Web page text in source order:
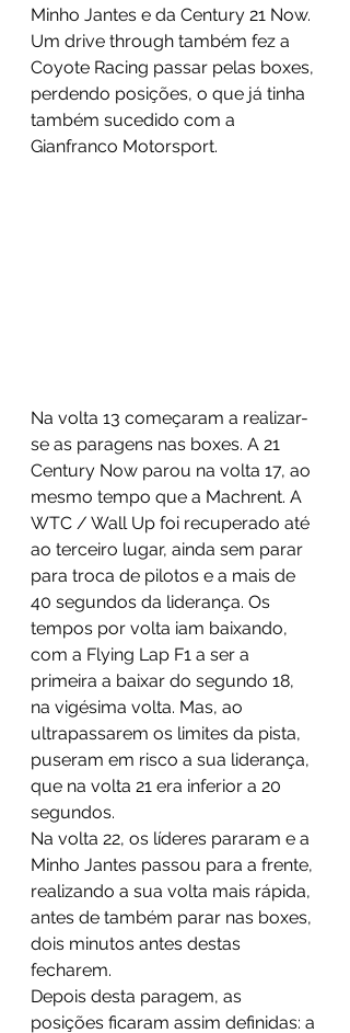
Minho Jantes e da Century 21 Now.
Um drive through também fez a
Coyote Racing passar pelas boxes,
perdendo posições, o que já tinha
também sucedido com a
Gianfranco Motorsport.
Na volta 13 começaram a realizar-
se as paragens nas boxes. A 21
Century Now parou na volta 17, ao
mesmo tempo que a Machrent. A
WTC / Wall Up foi recuperado até
ao terceiro lugar, ainda sem parar
para troca de pilotos e a mais de
40 segundos da liderança. Os
tempos por volta iam baixando,
com a Flying Lap F1 a ser a
primeira a baixar do segundo 18,
na vigésima volta. Mas, ao
ultrapassarem os limites da pista,
puseram em risco a sua liderança,
que na volta 21 era inferior a 20
segundos.
Na volta 22, os líderes pararam e a
Minho Jantes passou para a frente,
realizando a sua volta mais rápida,
antes de também parar nas boxes,
dois minutos antes destas
fecharem.
Depois desta paragem, as
posições ficaram assim definidas: a